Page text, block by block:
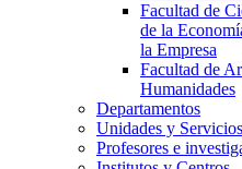
Facultad de
de la
la Empresa
Facultad de
Humanidades
Departamentos
Unidades y
Profesores e